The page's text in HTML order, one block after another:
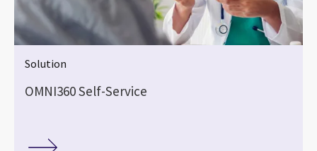
Solution
OMNI360 Self-Service